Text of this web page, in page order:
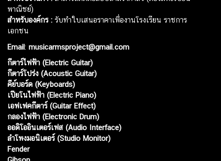
พาณิชย์)
สำหรับองค์กร : รับทำใบเสนอราคาเพื่องานโรงเรียน ราชการ
เอกชน
Email: musicarmsproject@gmail.com
กีตาร์ไฟฟ้า (Electric Guitar)
กีตาร์โปร่ง (Acoustic Guitar)
คีย์บอร์ด (Keyboards)
เปียโนไฟฟ้า (Electric Piano)
เอฟเฟคกีตาร์ (Guitar Effect)
กลองไฟฟ้า (Electronic Drum)
ออดิโออินเตอร์เฟส (Audio Interface)
ลำโพงมอนิเตอร์ (Studio Monitor)
Fender